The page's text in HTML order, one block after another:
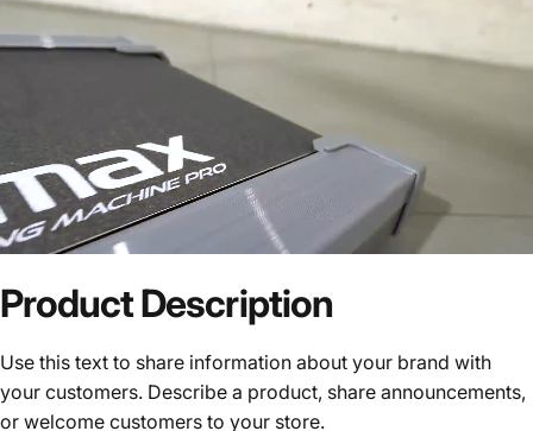
ProductDescription
Use this text to share information about your brand with
your customers. Describe a product, share announcements,
or welcome customers to your store.